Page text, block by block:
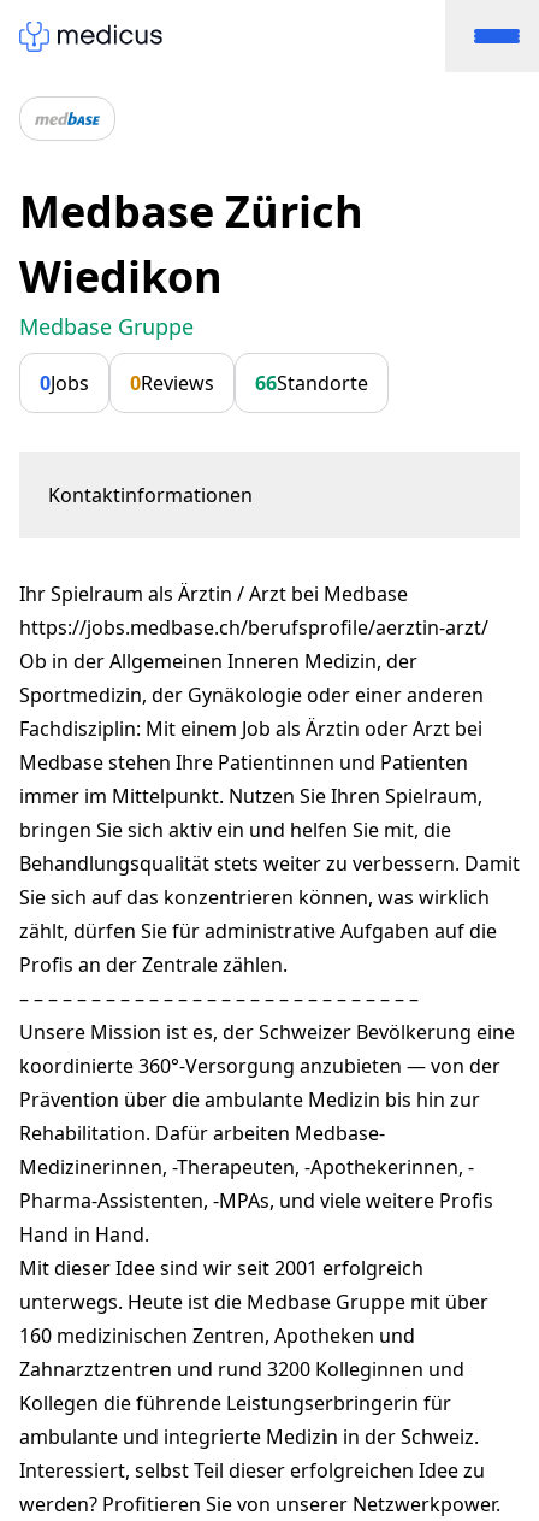
Medbase Zürich
Wiedikon
Medbase Gruppe
0Jobs 0Reviews 66Standorte
Kontaktinformationen
zuerich-wiedikon@medbase.ch
+41 44 404 81 81
medbase.ch
Ihr Spielraum als Ärztin / Arzt bei Medbase
https://jobs.medbase.ch/berufsprofile/aerztin-arzt/
Ob in der Allgemeinen Inneren Medizin, der
Sportmedizin, der Gynäkologie oder einer anderen
Fachdisziplin: Mit einem Job als Ärztin oder Arzt bei
Medbase stehen Ihre Patientinnen und Patienten
immer im Mittelpunkt. Nutzen Sie Ihren Spielraum,
bringen Sie sich aktiv ein und helfen Sie mit, die
Behandlungsqualität stets weiter zu verbessern. Damit
Sie sich auf das konzentrieren können, was wirklich
zählt, dürfen Sie für administrative Aufgaben auf die
Profis an der Zentrale zählen.
– – – – – – – – – – – – – – – – – – – – – – – – – – – –
Unsere Mission ist es, der Schweizer Bevölkerung eine
koordinierte 360°-Versorgung anzubieten — von der
Prävention über die ambulante Medizin bis hin zur
Rehabilitation. Dafür arbeiten Medbase-
Medizinerinnen, -Therapeuten, -Apothekerinnen, -
Pharma-Assistenten, -MPAs, und viele weitere Profis
Hand in Hand.
Mit dieser Idee sind wir seit 2001 erfolgreich
unterwegs. Heute ist die Medbase Gruppe mit über
160 medizinischen Zentren, Apotheken und
Zahnarztzentren und rund 3200 Kolleginnen und
Kollegen die führende Leistungserbringerin für
ambulante und integrierte Medizin in der Schweiz.
Interessiert, selbst Teil dieser erfolgreichen Idee zu
werden? Profitieren Sie von unserer Netzwerkpower.